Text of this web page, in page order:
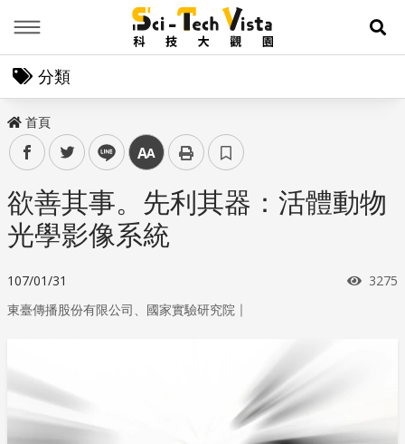
展
分類
首頁
facebooktwitter line 中
欲善其事。先利其器：活體動物
光學影像系統
107/01/31 瀏覽
3275
東臺傳播股份有限公司、國家實驗研究院 ｜